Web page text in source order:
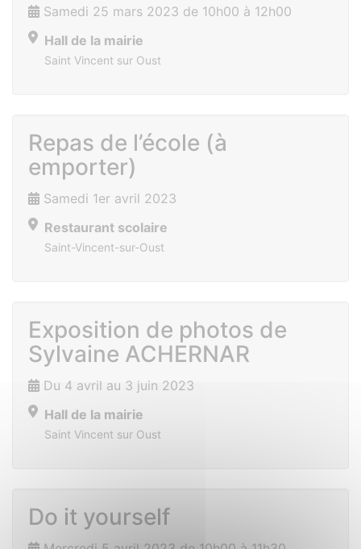
Samedi 25 mars 2023 de 10h00 à 12h00
Hall de la mairie
Saint Vincent sur Oust
Repas de l’école (à
emporter)
Samedi 1er avril 2023
Restaurant scolaire
Saint-Vincent-sur-Oust
Exposition de photos de
Sylvaine ACHERNAR
Du 4 avril au 3 juin 2023
Hall de la mairie
Saint Vincent sur Oust
Do it yourself